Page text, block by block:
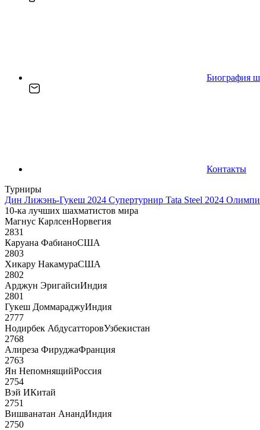
Биография
Контакты
Турниры
Дин Лижэнь-Гукеш 2024 Супертурнир Tata Steel 2024
10-ка лучших шахматистов мира
Магнус КарлсенНорвегия
2831
Каруана ФабианоСША
2803
Хикару НакамураСША
2802
Арджун ЭригайсиИндия
2801
Гукеш ДоммараджуИндия
2777
Нодирбек АбдусатторовУзбекистан
2768
Алиреза ФируджаФранция
2763
Ян НепомнящийРоссия
2754
Вэй ИКитай
2751
Вишванатан АнандИндия
2750